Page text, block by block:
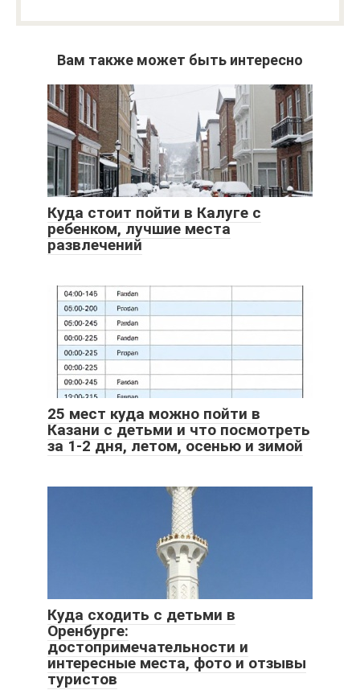
Вам также может быть интересно
Куда стоит пойти в Калуге с
ребенком, лучшие места
развлечений
25 мест куда можно пойти в
Казани с детьми и что посмотреть
за 1-2 дня, летом, осенью и зимой
Куда сходить с детьми в
Оренбурге:
достопримечательности и
интересные места, фото и отзывы
туристов